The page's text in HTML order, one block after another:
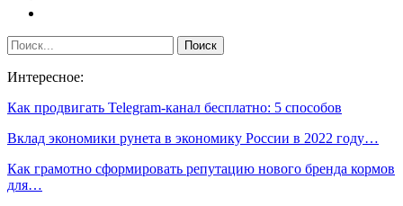
Интересное:
Как продвигать Telegram-канал бесплатно: 5 способов
Вклад экономики рунета в экономику России в 2022 году…
Как грамотно сформировать репутацию нового бренда кормов
для…